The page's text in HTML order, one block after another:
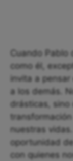
Cuando
como él,
invita a
a los demás.
drásticas, sino
nuestras
oportunidad
con quienes